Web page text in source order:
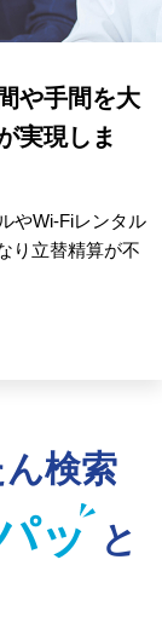
や手間を大
実現しま
やWi-Fiレンタル
り立替精算が不
検索
ッ と